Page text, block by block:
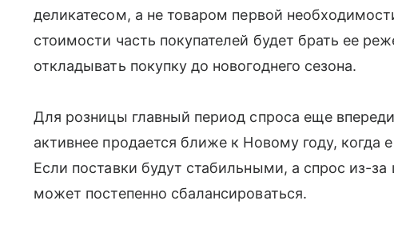
деликатесом, а не товаром первой
стоимости часть покупателей будет брать ее
откладывать покупку до новогоднего сезона.
Для розницы главный период спроса еще
активнее продается ближе к Новому году, когда
Если поставки будут стабильными, а спрос из-
может постепенно сбалансироваться.